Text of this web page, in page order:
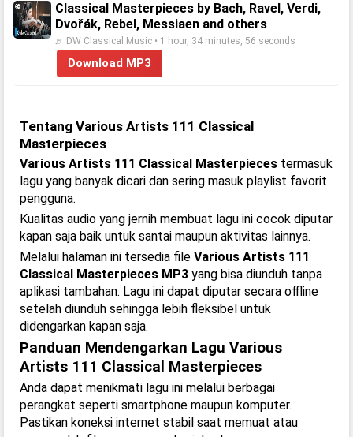
Classical Masterpieces by Bach, Ravel, Verdi,
Dvořák, Rebel, Messiaen and others
♬ DW Classical Music • 1 hour, 34 minutes, 56 seconds
Download MP3
Tentang Various Artists 111 Classical
Masterpieces
Various Artists 111 Classical Masterpieces termasuk
lagu yang banyak dicari dan sering masuk playlist favorit
pengguna.
Kualitas audio yang jernih membuat lagu ini cocok diputar
kapan saja baik untuk santai maupun aktivitas lainnya.
Melalui halaman ini tersedia file Various Artists 111
Classical Masterpieces MP3 yang bisa diunduh tanpa
aplikasi tambahan. Lagu ini dapat diputar secara offline
setelah diunduh sehingga lebih fleksibel untuk
didengarkan kapan saja.
Panduan Mendengarkan Lagu Various
Artists 111 Classical Masterpieces
Anda dapat menikmati lagu ini melalui berbagai
perangkat seperti smartphone maupun komputer.
Pastikan koneksi internet stabil saat memuat atau